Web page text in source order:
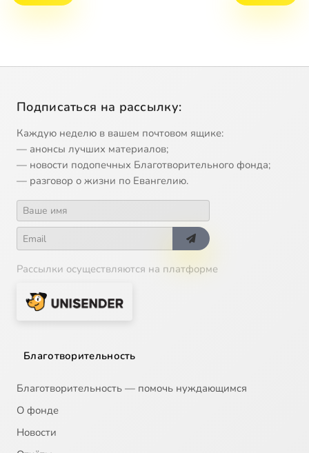
Подписаться на рассылку:
Каждую неделю в вашем почтовом ящике:
— анонсы лучших материалов;
— новости подопечных Благотворительного фонда;
— разговор о жизни по Евангелию.
Рассылки осуществляются на платформе
Благотворительность
Благотворительность — помочь нуждающимся
О фонде
Новости